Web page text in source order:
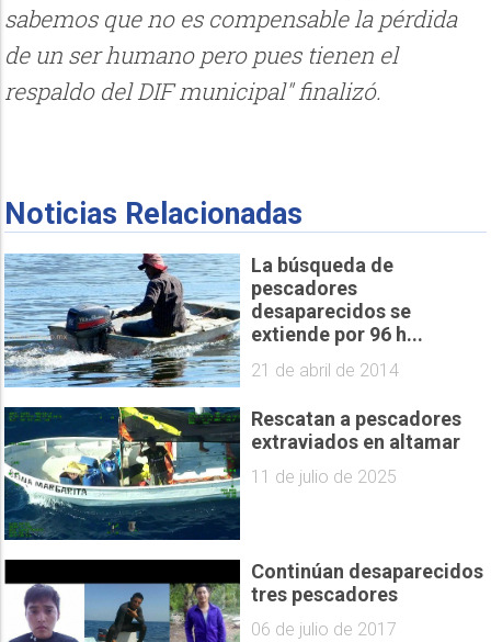
sabemos que no es compensable la pérdida
de un ser humano pero pues tienen el
respaldo del DIF municipal" finalizó.
Noticias Relacionadas
La búsqueda de
pescadores
desaparecidos se
extiende por 96 h...
21 de abril de 2014
Rescatan a pescadores
extraviados en altamar
11 de julio de 2025
Continúan desaparecidos
tres pescadores
06 de julio de 2017